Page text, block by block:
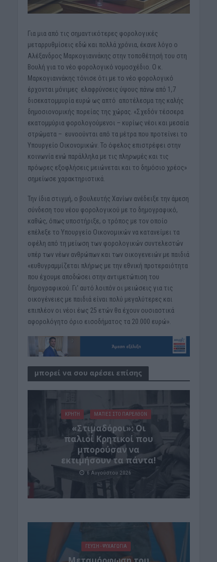
Για μια από τις σημαντικότερες φορολογικές
μεταρρυθμίσεις εδώ και πολλά χρόνια, έκανε λόγο ο
Αλέξανδρος Μαρκογιαννάκης στην τοποθέτησή του στη
Βουλή για το νέο φορολογικό νομοσχέδιο. Ο κ.
Μαρκογιαννάκης τόνισε ότι με το νέο φορολογικό
έρχονται μόνιμες ελαφρύνσεις ύψους πάνω από 1,7
δισεκατομμυρία ευρώ ως απτό αποτέλεσμα της καλής
δημοσιονομικής πορείας της χώρας. «Σχεδόν τέσσερα
εκατομμύρια φορολογούμενοι – κυρίως νέοι και μεσαία
στρώματα – ευνοούνται από τα μέτρα που προτείνει το
Υπουργείο Οικονομικών. Το όφελος επιστρέφει στην
κοινωνία ενώ παράλληλα με τις πληρωμές και τις
πρόωρες εξοφλήσεις μειώνεται και το δημόσιο χρέος»
σημείωσε χαρακτηριστικά.
Την ίδια στιγμή, ο βουλευτής Χανίων ανέδειξε την άμεση
σύνδεση του νέου φορολογικού με το δημογραφικό,
καθώς, όπως υποστήριξε, ο τρόπος με τον οποίο
επέλεξε το Υπουργείο Οικονομικών να κατανείμει τα
οφέλη από τη μείωση των φορολογικών συντελεστών
υπέρ των νέων ανθρώπων και των οικογενειών με παιδιά
«ευθυγραμμίζεται πλήρως με την εθνική προτεραιότητα
που έχουμε αποδώσει στην αντιμετώπιση του
δημογραφικού. Γι’ αυτό λοιπόν οι μειώσεις για τις
οικογένειες με παιδιά είναι πολύ μεγαλύτερες και
επιπλέον οι νέοι έως 25 ετών θα έχουν ουσιαστικά
αφορολόγητο όριο εισοδήματος τα 20.000 ευρώ».
μπορεί να σου αρέσει επίσης
ΚΡΗΤΗ ΜΑΤΙΕΣ ΣΤΟ ΠΑΡΕΛΘΟΝ
«Στιμαδόροι»: Οι
παλιοί Κρητικοί που
μπορούσαν να
εκτιμήσουν τα πάντα!
6 Αυγούστου 2026
ΓΕΎΣΗ - ΨΥΧΑΓΩΓΊΑ